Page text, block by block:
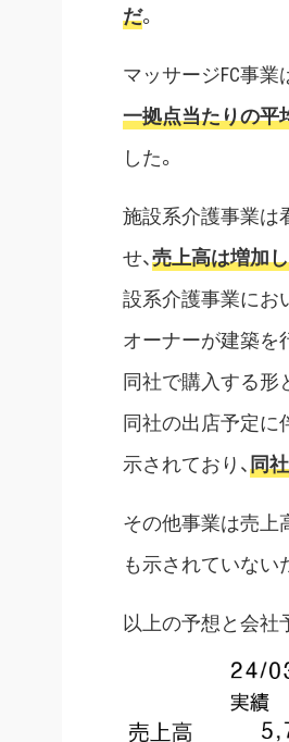
だ。
マッサージFC事業
一拠点当たりの平
した。
施設系介護事業は
せ、売上高は増加
設系介護事業にお
オーナーが建築を
同社で購入する形
同社の出店予定に
示されており、同
その他事業は売上
も示されていない
以上の予想と会社